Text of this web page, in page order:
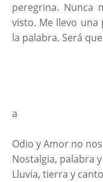
peregrina. Nunca
visto. Me llevo
la palabra. Será
a
Odio y Amor no
Nostalgia, palabra
Lluvia, tierra y canto